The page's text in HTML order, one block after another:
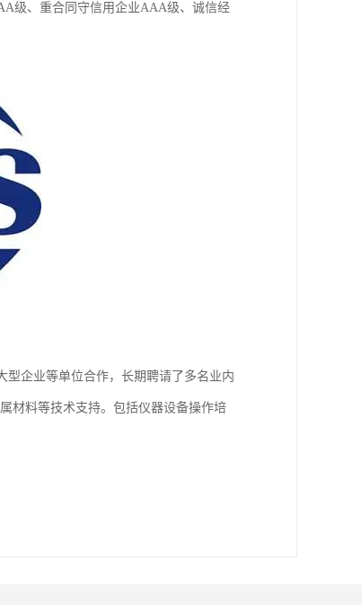
级、重合同守信用企业AAA级、诚信经
企业等单位合作，长期聘请了多名业内
材料等技术支持。包括仪器设备操作培